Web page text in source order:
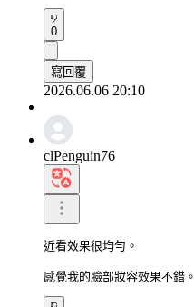
0
寫回覆
2026.06.06 20:10
clPenguin76
近看效果很均勻。
感覺我的臉部妝容效果不錯。